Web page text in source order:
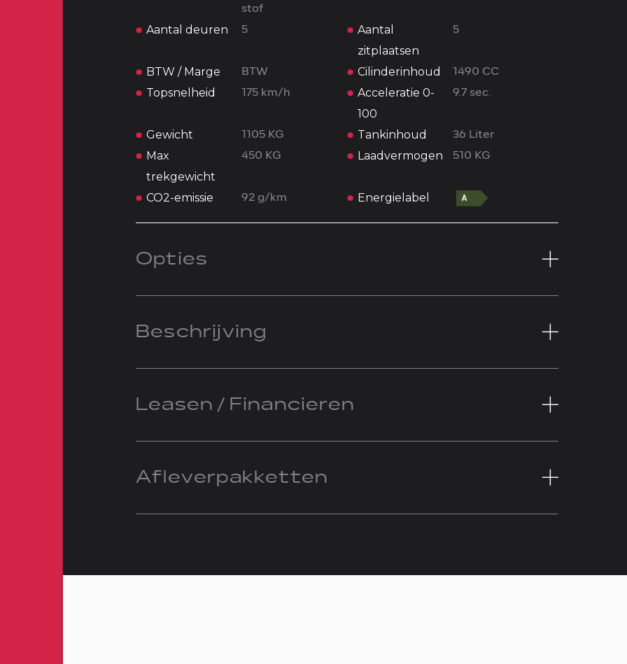
stof
Aantal deuren 5
Aantal
zitplaatsen
5
BTW / Marge BTW Cilinderinhoud 1490 CC
Topsnelheid 175 km/h
Acceleratie 0-
100
9.7 sec.
Gewicht 1105 KG Tankinhoud 36 Liter
Max
trekgewicht
450 KG Laadvermogen 510 KG
CO2-emissie 92 g/km Energielabel
Opties
Beschrijving
Leasen / Financieren
Afleverpakketten